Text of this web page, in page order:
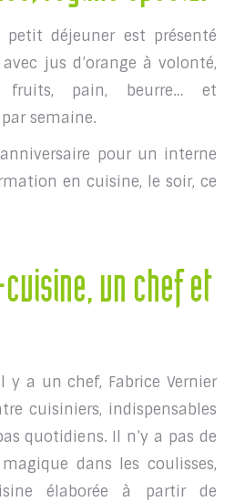
déjeuner est présenté
jus d’orange à volonté,
fruits, pain, beurre… et
semaine.
pour un interne
en cuisine, le soir, ce
un chef et
y a un chef, Fabrice Vernier
cuisiniers, indispensables
quotidiens. Il n’y a pas de
dans les coulisses,
élaborée à partir de